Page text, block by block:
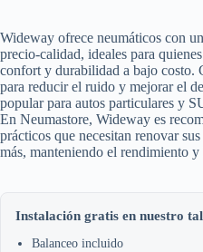
Wideway ofrece neumáticos con
precio-calidad, ideales para
confort y durabilidad a bajo costo.
para reducir el ruido y mejorar el
popular para autos particulares y
En Neumastore, Wideway es
prácticos que necesitan renovar
más, manteniendo el rendimiento
Instalación gratis en nuestro
Balanceo incluido